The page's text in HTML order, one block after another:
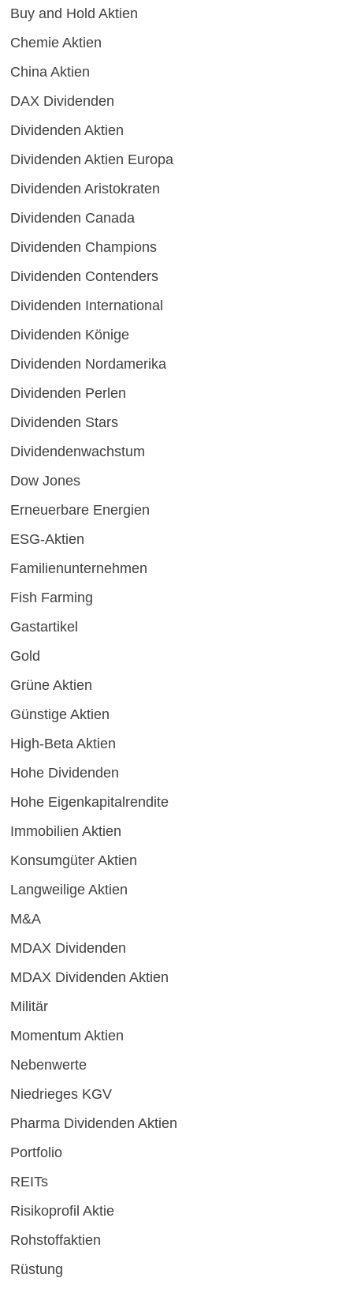
Buy and Hold Aktien
Chemie Aktien
China Aktien
DAX Dividenden
Dividenden Aktien
Dividenden Aktien Europa
Dividenden Aristokraten
Dividenden Canada
Dividenden Champions
Dividenden Contenders
Dividenden International
Dividenden Könige
Dividenden Nordamerika
Dividenden Perlen
Dividenden Stars
Dividendenwachstum
Dow Jones
Erneuerbare Energien
ESG-Aktien
Familienunternehmen
Fish Farming
Gastartikel
Gold
Grüne Aktien
Günstige Aktien
High-Beta Aktien
Hohe Dividenden
Hohe Eigenkapitalrendite
Immobilien Aktien
Konsumgüter Aktien
Langweilige Aktien
M&A
MDAX Dividenden
MDAX Dividenden Aktien
Militär
Momentum Aktien
Nebenwerte
Niedrieges KGV
Pharma Dividenden Aktien
Portfolio
REITs
Risikoprofil Aktie
Rohstoffaktien
Rüstung